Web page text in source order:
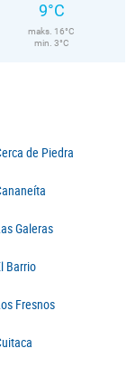
9°C
maks. 16°C
min. 3°C
de Piedra
Galeras
Barrio
Fresnos